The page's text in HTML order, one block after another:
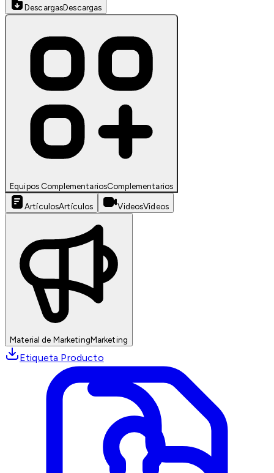
DescargasDescargas
Equipos ComplementariosComplementarios
ArtículosArtículos VideosVideos
Material de MarketingMarketing
Etiqueta Producto